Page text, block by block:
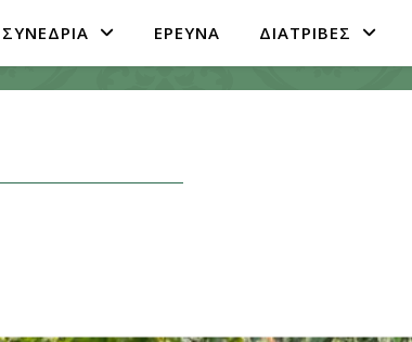
ΣΥΝΕΔΡΙΑ ΕΡΕΥΝΑ ΔΙΑΤΡΙΒΕΣ